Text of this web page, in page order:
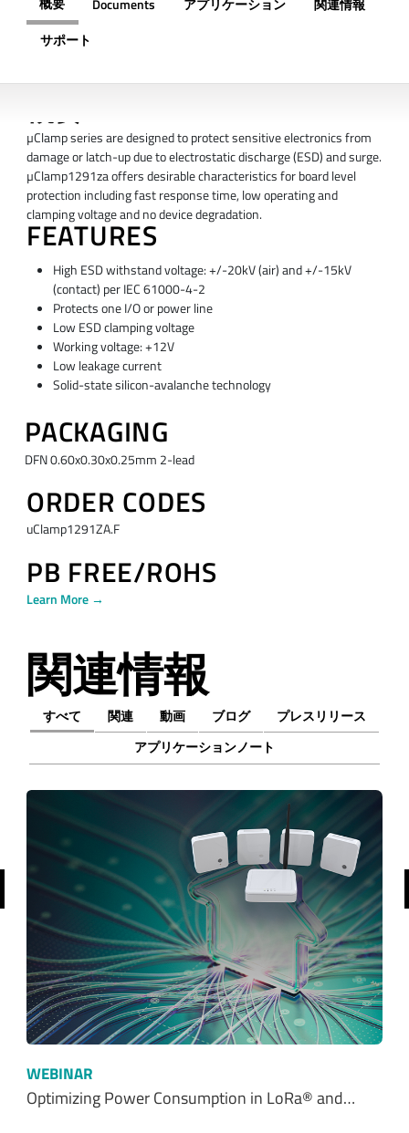
Documents アプリケーション
関連情報
サポート
µClamp series are designed to protect sensitive electronics from
damage or latch-up due to electrostatic discharge (ESD) and surge.
µClamp1291za offers desirable characteristics for board level
protection including fast response time, low operating and
clamping voltage and no device degradation.
FEATURES
High ESD withstand voltage: +/-20kV (air) and +/-15kV
(contact) per IEC 61000-4-2
Protects one I/O or power line
Low ESD clamping voltage
Working voltage: +12V
Low leakage current
Solid-state silicon-avalanche technology
PACKAGING
DFN 0.60x0.30x0.25mm 2-lead
ORDER CODES
uClamp1291ZA.F
PB FREE/ROHS
Learn More →
関連情報
すべて 関連 動画 ブログ
プレスリリース
アプリケーションノート
WEBINAR
Optimizing Power Consumption in LoRa® and…